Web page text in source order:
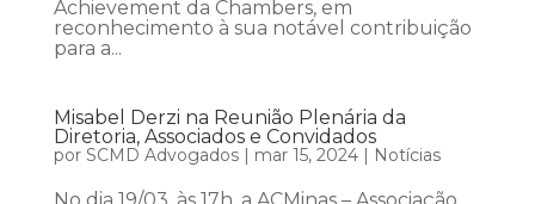
Achievement da Chambers, em
reconhecimento à sua notável contribuição
para a...
Misabel Derzi na Reunião Plenária da
Diretoria, Associados e Convidados
por SCMD Advogados| mar 15, 2024| Notícias